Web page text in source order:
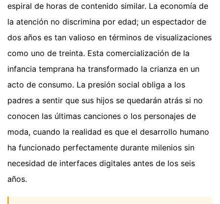
espiral de horas de contenido similar. La economía de
la atención no discrimina por edad; un espectador de
dos años es tan valioso en términos de visualizaciones
como uno de treinta. Esta comercialización de la
infancia temprana ha transformado la crianza en un
acto de consumo. La presión social obliga a los
padres a sentir que sus hijos se quedarán atrás si no
conocen las últimas canciones o los personajes de
moda, cuando la realidad es que el desarrollo humano
ha funcionado perfectamente durante milenios sin
necesidad de interfaces digitales antes de los seis
años.